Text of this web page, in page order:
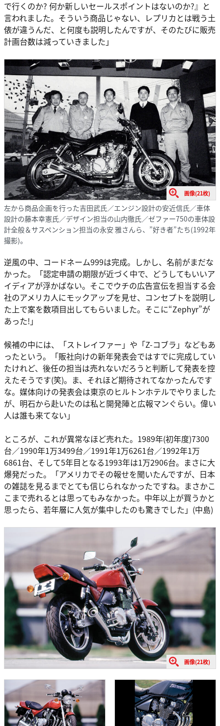
で行くのか? 何か新しいセールスポイントはないのか?』と
言われました。そういう商品じゃない、レプリカとは戦う土
俵が違うんだ、と何度も説明したんですが、そのたびに販売
計画台数は減っていきました」
画像(21枚)
左から商品企画を行った吉田武氏／エンジン設計の安近信氏／車体
設計の藤本幸憲氏／デザイン担当の山内徹氏／ゼファー750の車体設
計全般＆サスペンション担当の永安 雅さんら、”好き者”たち(1992年
撮影)。
逆風の中、コードネーム999は完成。しかし、名前がまだな
かった。「認定申請の期限が近づく中で、どうしてもいいア
イディアが浮かばない。そこでウチの広告宣伝を担当する会
社のアメリカ人にモックアップを見せ、コンセプトを説明し
た上で案を数項目出してもらいました。そこに“Zephyr”が
あった!」
候補の中には、「ストレイファー」や「Z-コブラ」などもあ
ったという。「販社向けの新年発表会ではすでに完成してい
たけれど、後任の担当は売れないだろうと判断して発表を控
えたそうです(笑)。ま、それほど期待されてなかったんです
な。媒体向けの発表会は東京のヒルトンホテルでやりました
が、明石から赴いたのは私と開発陣と広報マンぐらい。偉い
人は誰も来てない」
ところが、これが異常なほど売れた。1989年(初年度)7300
台／1990年1万3499台／1991年1万6261台／1992年1万
6861台、そして5年目となる1993年は1万2906台。まさに大
爆発だった。「アメリカでその報せを聞いたんですが、日本
の雑誌を見るまでとても信じられなかったですね。まさかこ
こまで売れるとは思ってもみなかった。中年以上が買うかと
思ったら、若年層に人気が集中したのも驚きでした」(中島)
画像(21枚)